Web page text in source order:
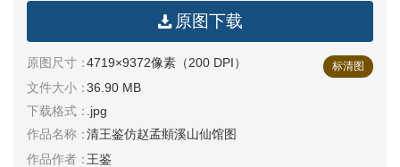
原图下载
原图尺寸：4719×9372像素（200 DPI） 标清图
文件大小：36.90 MB
下载格式： .jpg
作品名称：清王鉴仿赵孟頫溪山仙馆图
作品作者：王鉴
书
法
家
高
清